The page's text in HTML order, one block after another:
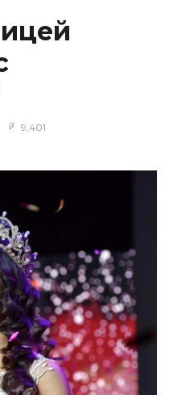
9,401